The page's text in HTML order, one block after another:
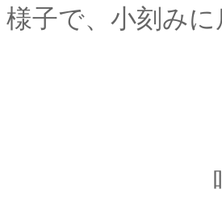
様子で、小刻み
「････
「おろ
呼びかけら